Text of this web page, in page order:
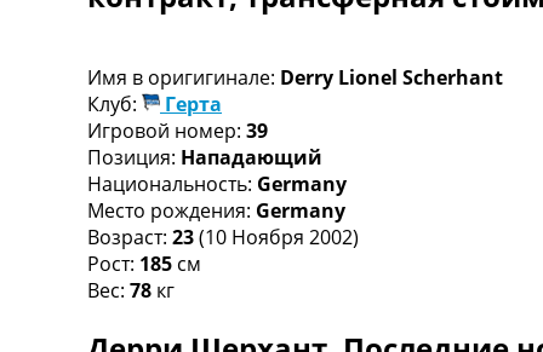
Другие Турниры >>>
Таблицы групп Чемпионата Мира
Украина. Премьер-Лига
Украина. Первая Лига
Лига Чемпионов. Таблицы групп
Англия. Премьер-Лига
Испания. Ла Лига
Все таблицы >>>
Рейтинги
Рейтинг ФИФА
Имя в оригигинале: Derry Lionel Scherhant
Клуб:
Герта
Игровой номер: 39
Позиция: Нападающий
Национальность: Germany
Место рождения: Germany
Возраст: 23(10 Ноября 2002)
Рост: 185 см
Вес: 78 кг